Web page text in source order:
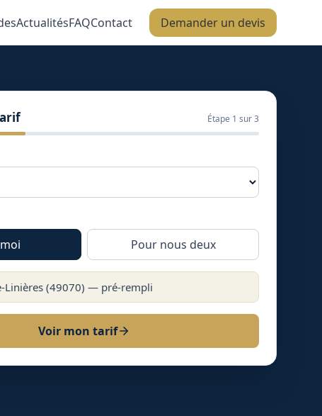
ActualitésFAQContact Demander un devis
Étape 1 sur 3
Pour nous deux
Linières(49070) — pré-rempli
Voir mon tarif